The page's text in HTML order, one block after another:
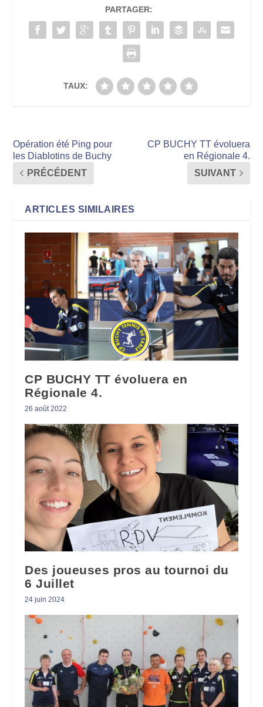
PARTAGER:
TAUX:
Opération été Ping pour
les Diablotins de Buchy
PRÉCÉDENT
CP BUCHY TT évoluera
en Régionale 4.
SUIVANT
ARTICLES SIMILAIRES
CP BUCHY TT évoluera en
Régionale 4.
26 août 2022
Des joueuses pros au tournoi du
6 Juillet
24 juin 2024